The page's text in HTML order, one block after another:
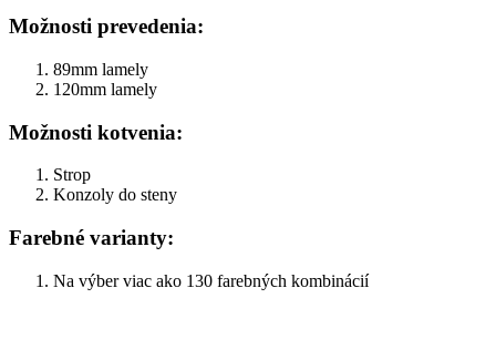
Možnosti prevedenia:
89mm lamely
120mm lamely
Možnosti kotvenia:
Strop
Konzoly do steny
Farebné varianty:
Na výber viac ako 130 farebných kombinácií